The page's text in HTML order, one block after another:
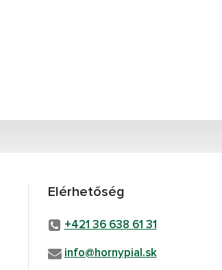
Elérhetőség
+421 36 638 61 31
info@hornypial.sk